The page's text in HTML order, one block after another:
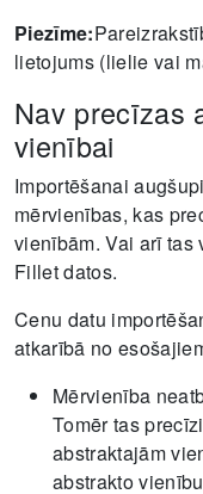
Piezīme:
lietojums (lielie vai
Nav precīzas
vienībai
Importēšanai
mērvienības, kas
vienībām. Vai arī
Fillet datos.
Cenu datu
atkarībā no
Mērvienība
Tomēr tas
abstraktajām
abstrakto